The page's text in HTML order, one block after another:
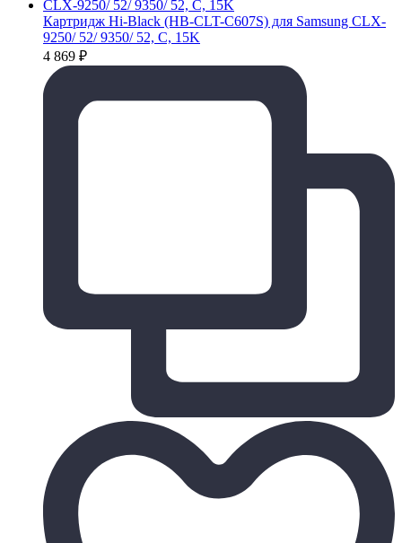
Картридж Hi-Black (HB-CLT-C607S) для Samsung CLX-
9250/ 52/ 9350/ 52, C, 15K
4 869 ₽